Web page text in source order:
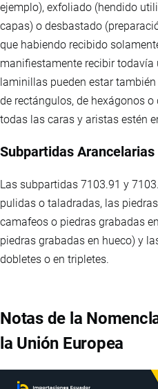
ejemplo), exfoliado (hendido
capas) o desbastado
que habiendo recibido
manifiestamente recibir
laminillas pueden estar
de rectángulos, de hexágonos
todas las caras y aristas estén
Subpartidas
Las subpartidas 7103.91 y
pulidas o taladradas, las
camafeos o piedras grabadas
piedras grabadas en hueco) y
dobletes o en tripletes.
Notas de la
la Unión Europea